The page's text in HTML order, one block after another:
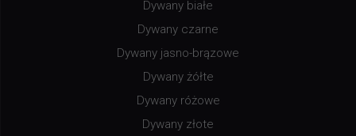
Dywany białe
Dywany czarne
Dywany jasno-brązowe
Dywany żółte
Dywany różowe
Dywany złote